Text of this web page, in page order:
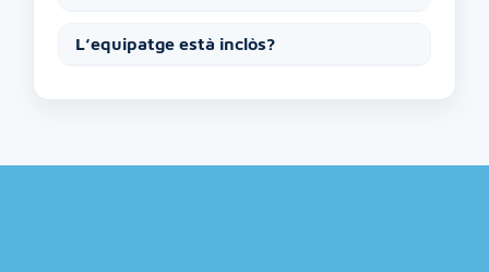
L’equipatge està inclòs?